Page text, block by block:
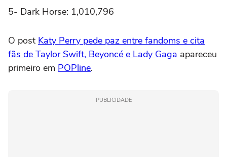
5- Dark Horse: 1,010,796
O post Katy Perry pede paz entre fandoms e cita
fãs de Taylor Swift, Beyoncé e Lady Gaga apareceu
primeiro em POPline.
PUBLICIDADE